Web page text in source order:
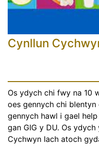
Cynllun
Os ydych chi fwy na 10
oes gennych chi
gennych hawl i gael
gan GIG y DU. Os
Cychwyn Iach atoch